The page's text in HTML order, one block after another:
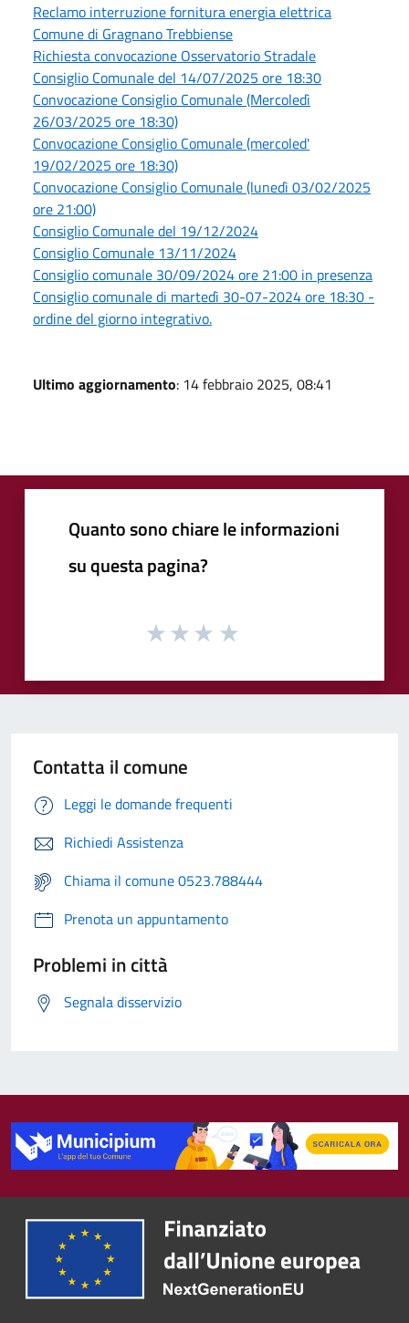
Reclamo interruzione fornitura energia elettrica
Comune di Gragnano Trebbiense
Richiesta convocazione Osservatorio Stradale
Consiglio Comunale del 14/07/2025 ore 18:30
Convocazione Consiglio Comunale (Mercoledì
26/03/2025 ore 18:30)
Convocazione Consiglio Comunale (mercoled'
19/02/2025 ore 18:30)
Convocazione Consiglio Comunale (lunedì 03/02/2025
ore 21:00)
Consiglio Comunale del 19/12/2024
Consiglio Comunale 13/11/2024
Consiglio comunale 30/09/2024 ore 21:00 in presenza
Consiglio comunale di martedì 30-07-2024 ore 18:30 -
ordine del giorno integrativo.
Ultimo aggiornamento: 14 febbraio 2025, 08:41
Quanto sono chiare le informazioni
su questa pagina?
Contatta il comune
Leggi le domande frequenti
Richiedi Assistenza
Chiama il comune 0523.788444
Prenota un appuntamento
Problemi in città
Segnala disservizio